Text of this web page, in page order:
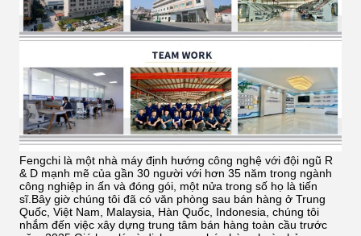
Fengchi là một nhà máy định hướng công nghệ với đội ngũ R
& D mạnh mẽ của gần 30 người với hơn 35 năm trong ngành
công nghiệp in ấn và đóng gói, một nửa trong số họ là tiến
sĩ.Bây giờ chúng tôi đã có văn phòng sau bán hàng ở Trung
Quốc, Việt Nam, Malaysia, Hàn Quốc, Indonesia, chúng tôi
nhắm đến việc xây dựng trung tâm bán hàng toàn cầu trước